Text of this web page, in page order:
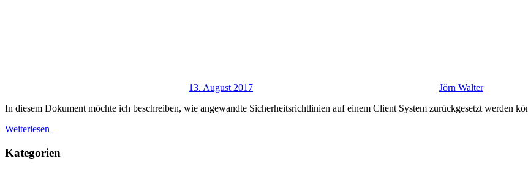
13. August 2017 Jörn Walter
In diesem Dokument möchte ich beschreiben, wie angewandte Sicherheitsrichtlinien auf einem Client System zurückgesetzt werden
Weiterlesen
Kategorien